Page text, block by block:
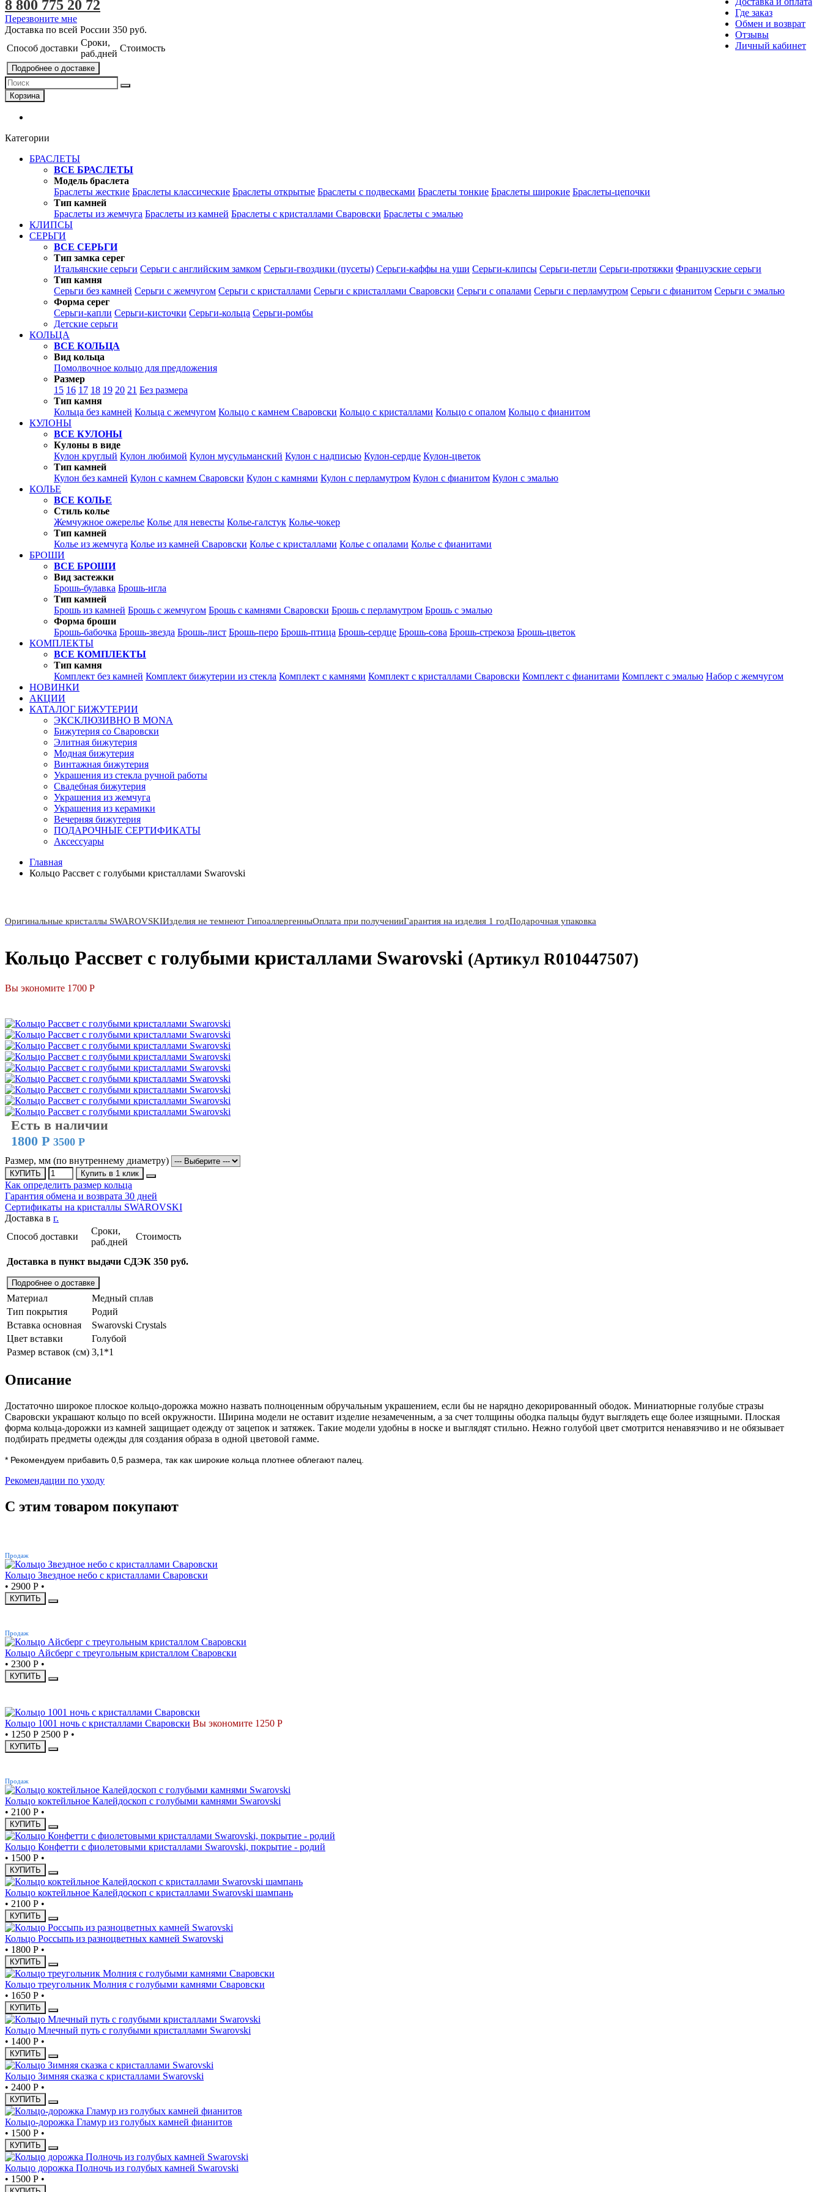
Где заказ
Обмен и возврат
Отзывы
Личный кабинет
8 800 775 20 72
Перезвоните мне
Доставка по всей России 350 руб.
Способ доставки
Сроки,
раб.дней
Стоимость
Подробнее о доставке
Корзина
Категории
БРАСЛЕТЫ
ВСЕ БРАСЛЕТЫ
Модель браслета
Браслеты жесткие Браслеты классические Браслеты открытые Браслеты с подвесками Браслеты тонкие Браслеты широкие Браслеты-цепочки
Тип камней
Браслеты из жемчуга Браслеты из камней Браслеты с кристаллами Сваровски Браслеты с эмалью
КЛИПСЫ
СЕРЬГИ
ВСЕ СЕРЬГИ
Тип замка серег
Итальянские серьги Серьги с английским замком Серьги-гвоздики (пусеты) Серьги-каффы на уши Серьги-клипсы Серьги-петли Серьги-протяжки Французские серьги
Тип камня
Серьги без камней Серьги с жемчугом Серьги с кристаллами Серьги с кристаллами Сваровски Серьги с опалами Серьги с перламутром Серьги с фианитом Серьги с эмалью
Форма серег
Серьги-капли Серьги-кисточки Серьги-кольца Серьги-ромбы
Детские серьги
КОЛЬЦА
ВСЕ КОЛЬЦА
Вид кольца
Помолвочное кольцо для предложения
Размер
15 16 17 18 19 20 21 Без размера
Тип камня
Кольца без камней Кольца с жемчугом Кольцо с камнем Сваровски Кольцо с кристаллами Кольцо с опалом Кольцо с фианитом
КУЛОНЫ
ВСЕ КУЛОНЫ
Кулоны в виде
Кулон круглый Кулон любимой Кулон мусульманский Кулон с надписью Кулон-сердце Кулон-цветок
Тип камней
Кулон без камней Кулон с камнем Сваровски Кулон с камнями Кулон с перламутром Кулон с фианитом Кулон с эмалью
КОЛЬЕ
ВСЕ КОЛЬЕ
Стиль колье
Жемчужное ожерелье Колье для невесты Колье-галстук Колье-чокер
Тип камней
Колье из жемчуга Колье из камней Сваровски Колье с кристаллами Колье с опалами Колье с фианитами
БРОШИ
ВСЕ БРОШИ
Вид застежки
Брошь-булавка Брошь-игла
Тип камней
Брошь из камней Брошь с жемчугом Брошь с камнями Сваровски Брошь с перламутром Брошь с эмалью
Форма броши
Брошь-бабочка Брошь-звезда Брошь-лист Брошь-перо Брошь-птица Брошь-сердце Брошь-сова Брошь-стрекоза Брошь-цветок
КОМПЛЕКТЫ
ВСЕ КОМПЛЕКТЫ
Тип камня
Комплект без камней Комплект бижутерии из стекла Комплект с камнями Комплект с кристаллами Сваровски Комплект с фианитами Комплект с эмалью Набор с жемчугом
НОВИНКИ
АКЦИИ
КАТАЛОГ БИЖУТЕРИИ
ЭКСКЛЮЗИВНО В MONA
Бижутерия со Сваровски
Элитная бижутерия
Модная бижутерия
Винтажная бижутерия
Украшения из стекла ручной работы
Свадебная бижутерия
Украшения из жемчуга
Украшения из керамики
Вечерняя бижутерия
ПОДАРОЧНЫЕ СЕРТИФИКАТЫ
Аксессуары
Главная
Кольцо Рассвет с голубыми кристаллами Swarovski
Оригинальные кристаллы SWAROVSKIИзделия не темнеют ГипоаллергенныОплата при полученииГарантия на изделия 1 годПодарочная упаковка
Кольцо Рассвет с голубыми кристаллами Swarovski (Артикул R010447507)
Вы экономите 1700 Р
Есть в наличии
1800 Р 3500 Р
Размер, мм (по внутреннему диаметру)
КУПИТЬ Купить в 1 клик
Как определить размер кольца
Гарантия обмена и возврата 30 дней
Сертификаты на кристаллы SWAROVSKI
Доставка в г.
Способ доставки
Сроки,
раб.дней
Стоимость
Доставка в пункт выдачи СДЭК 350 руб.
Подробнее о доставке
Материал
Медный сплав
Тип покрытия
Родий
Вставка основная
Swarovski Crystals
Цвет вставки
Голубой
Размер вставок (см) 3,1*1
Описание
Достаточно широкое плоское кольцо-дорожка можно назвать полноценным обручальным украшением, если бы не нарядно декорированный ободок. Миниатюрные голубые стразы
Сваровски украшают кольцо по всей окружности. Ширина модели не оставит изделие незамеченным, а за счет толщины ободка пальцы будут выглядеть еще более изящными. Плоская
форма кольца-дорожки из камней защищает одежду от зацепок и затяжек. Такие модели удобны в носке и выглядят стильно. Нежно голубой цвет смотрится ненавязчиво и не обязывает
подбирать предметы одежды для создания образа в одной цветовой гамме.
* Рекомендуем прибавить 0,5 размера, так как широкие кольца плотнее облегают палец.
Рекомендации по уходу
С этим товаром покупают
Продаж
Кольцо Звездное небо с кристаллами Сваровски
• 2900 Р •
КУПИТЬ
Продаж
Кольцо Айсберг с треугольным кристаллом Сваровски
• 2300 Р •
КУПИТЬ
Кольцо 1001 ночь с кристаллами Сваровски Вы экономите 1250 Р
• 1250 Р 2500 Р •
КУПИТЬ
Продаж
Кольцо коктейльное Калейдоскоп с голубыми камнями Swarovski
• 2100 Р •
КУПИТЬ
Кольцо Конфетти с фиолетовыми кристаллами Swarovski, покрытие - родий
• 1500 Р •
КУПИТЬ
Кольцо коктейльное Калейдоскоп с кристаллами Swarovski шампань
• 2100 Р •
КУПИТЬ
Кольцо Россыпь из разноцветных камней Swarovski
• 1800 Р •
КУПИТЬ
Кольцо треугольник Молния с голубыми камнями Сваровски
• 1650 Р •
КУПИТЬ
Кольцо Млечный путь с голубыми кристаллами Swarovski
• 1400 Р •
КУПИТЬ
Кольцо Зимняя сказка с кристаллами Swarovski
• 2400 Р •
КУПИТЬ
Кольцо-дорожка Гламур из голубых камней фианитов
• 1500 Р •
КУПИТЬ
Кольцо дорожка Полночь из голубых камней Swarovski
• 1500 Р •